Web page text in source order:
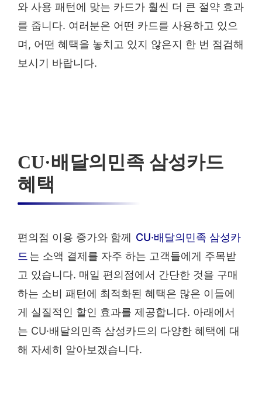
와 사용 패턴에 맞는 카드가 훨씬 더 큰 절약 효과
를 줍니다. 여러분은 어떤 카드를 사용하고 있으
며, 어떤 혜택을 놓치고 있지 않은지 한 번 점검해
보시기 바랍니다.
CU·배달의민족 삼성카드
혜택
편의점 이용 증가와 함께 CU·배달의민족 삼성카
드 는 소액 결제를 자주 하는 고객들에게 주목받
고 있습니다. 매일 편의점에서 간단한 것을 구매
하는 소비 패턴에 최적화된 혜택은 많은 이들에
게 실질적인 할인 효과를 제공합니다. 아래에서
는 CU·배달의민족 삼성카드의 다양한 혜택에 대
해 자세히 알아보겠습니다.